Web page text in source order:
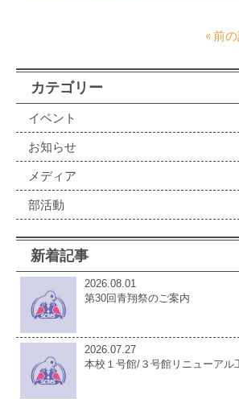
« 前
カテゴリー
イベント
お知らせ
メディア
部活動
新着記事
2026.08.01
第30回青翔祭のご案内
2026.07.27
本校１号館/３号館リニューアル